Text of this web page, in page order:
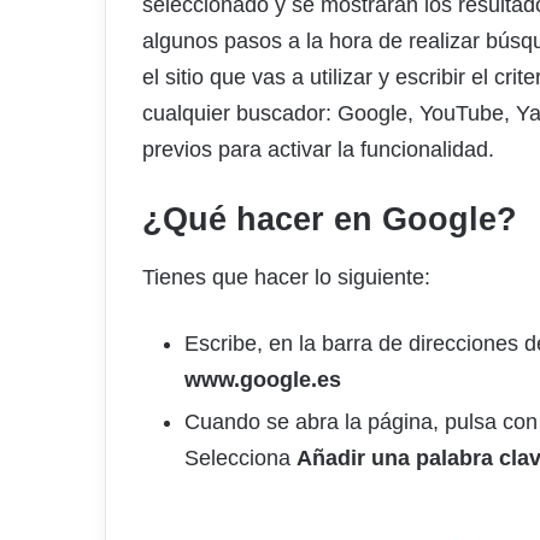
seleccionado y se mostrarán los
algunos pasos a la hora de realizar
el sitio que vas a utilizar y escribir el
cualquier buscador: Google, YouTube,
previos para activar la funcionalidad.
¿Qué hacer en Google?
Tienes que hacer lo siguiente:
Escribe, en la barra de direcciones
www.google.es
Cuando se abra la página, pulsa
Selecciona Añadir una palabra